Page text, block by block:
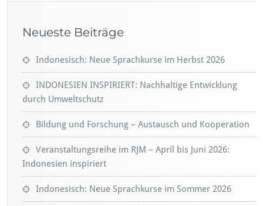
Neueste Beiträge
Indonesisch: Neue Sprachkurse im Herbst 2026
INDONESIEN INSPIRIERT: Nachhaltige Entwicklung
durch Umweltschutz
Bildung und Forschung – Austausch und Kooperation
Veranstaltungsreihe im RJM – April bis Juni 2026:
Indonesien inspiriert
Indonesisch: Neue Sprachkurse im Sommer 2026